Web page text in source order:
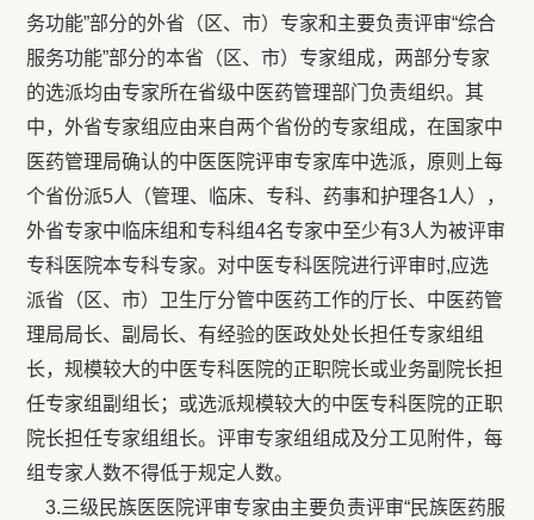
务功能”部分的外省（区、市）专家和主要负责评审“综合
服务功能”部分的本省（区、市）专家组成，两部分专家
的选派均由专家所在省级中医药管理部门负责组织。其
中，外省专家组应由来自两个省份的专家组成，在国家中
医药管理局确认的中医医院评审专家库中选派，原则上每
个省份派5人（管理、临床、专科、药事和护理各1人），
外省专家中临床组和专科组4名专家中至少有3人为被评审
专科医院本专科专家。对中医专科医院进行评审时,应选
派省（区、市）卫生厅分管中医药工作的厅长、中医药管
理局局长、副局长、有经验的医政处处长担任专家组组
长，规模较大的中医专科医院的正职院长或业务副院长担
任专家组副组长；或选派规模较大的中医专科医院的正职
院长担任专家组组长。评审专家组组成及分工见附件，每
组专家人数不得低于规定人数。
3.三级民族医医院评审专家由主要负责评审“民族医药服